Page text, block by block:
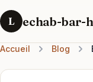
L echab-bar-
Accueil Blog